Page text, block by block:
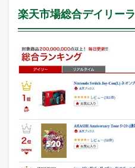
楽天市場総合デイリー